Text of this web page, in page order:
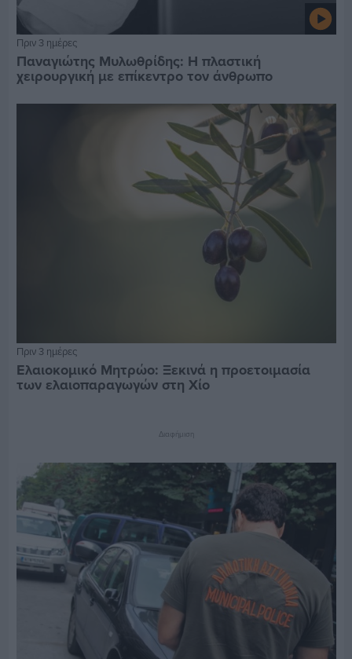
Πριν 3 ημέρες
Παναγιώτης Μυλωθρίδης: Η πλαστική
χειρουργική με επίκεντρο τον άνθρωπο
Πριν 3 ημέρες
Ελαιοκομικό Μητρώο: Ξεκινά η προετοιμασία
των ελαιοπαραγωγών στη Χίο
Διαφήμιση